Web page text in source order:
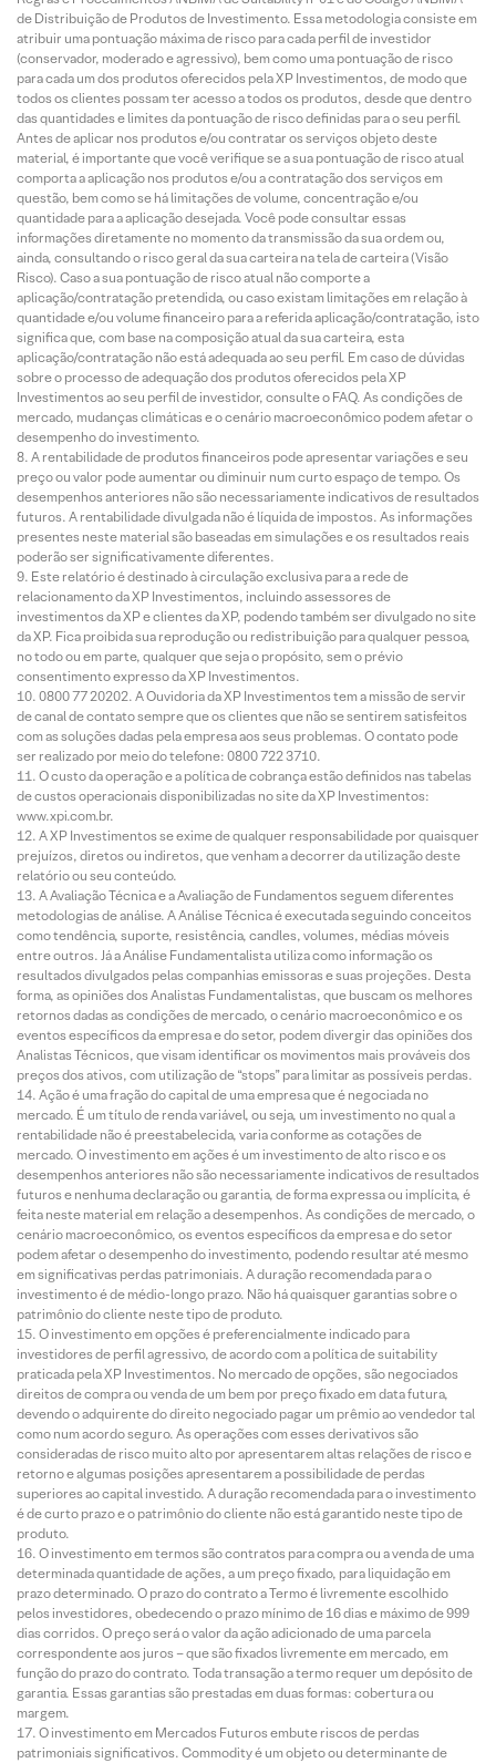
de Distribuição de Produtos de Investimento. Essa metodologia consiste em
atribuir uma pontuação máxima de risco para cada perfil de investidor
(conservador, moderado e agressivo), bem como uma pontuação de risco
para cada um dos produtos oferecidos pela XP Investimentos, de modo que
todos os clientes possam ter acesso a todos os produtos, desde que dentro
das quantidades e limites da pontuação de risco definidas para o seu perfil.
Antes de aplicar nos produtos e/ou contratar os serviços objeto deste
material, é importante que você verifique se a sua pontuação de risco atual
comporta a aplicação nos produtos e/ou a contratação dos serviços em
questão, bem como se há limitações de volume, concentração e/ou
quantidade para a aplicação desejada. Você pode consultar essas
informações diretamente no momento da transmissão da sua ordem ou,
ainda, consultando o risco geral da sua carteira na tela de carteira (Visão
Risco). Caso a sua pontuação de risco atual não comporte a
aplicação/contratação pretendida, ou caso existam limitações em relação à
quantidade e/ou volume financeiro para a referida aplicação/contratação, isto
significa que, com base na composição atual da sua carteira, esta
aplicação/contratação não está adequada ao seu perfil. Em caso de dúvidas
sobre o processo de adequação dos produtos oferecidos pela XP
Investimentos ao seu perfil de investidor, consulte o FAQ. As condições de
mercado, mudanças climáticas e o cenário macroeconômico podem afetar o
desempenho do investimento.
A rentabilidade de produtos financeiros pode apresentar variações e seu
preço ou valor pode aumentar ou diminuir num curto espaço de tempo. Os
desempenhos anteriores não são necessariamente indicativos de resultados
futuros. A rentabilidade divulgada não é líquida de impostos. As informações
presentes neste material são baseadas em simulações e os resultados reais
poderão ser significativamente diferentes.
Este relatório é destinado à circulação exclusiva para a rede de
relacionamento da XP Investimentos, incluindo assessores de
investimentos da XP e clientes da XP, podendo também ser divulgado no site
da XP. Fica proibida sua reprodução ou redistribuição para qualquer pessoa,
no todo ou em parte, qualquer que seja o propósito, sem o prévio
consentimento expresso da XP Investimentos.
0800 77 20202. A Ouvidoria da XP Investimentos tem a missão de servir
de canal de contato sempre que os clientes que não se sentirem satisfeitos
com as soluções dadas pela empresa aos seus problemas. O contato pode
ser realizado por meio do telefone: 0800 722 3710.
O custo da operação e a política de cobrança estão definidos nas tabelas
de custos operacionais disponibilizadas no site da XP Investimentos:
www.xpi.com.br.
A XP Investimentos se exime de qualquer responsabilidade por quaisquer
prejuízos, diretos ou indiretos, que venham a decorrer da utilização deste
relatório ou seu conteúdo.
A Avaliação Técnica e a Avaliação de Fundamentos seguem diferentes
metodologias de análise. A Análise Técnica é executada seguindo conceitos
como tendência, suporte, resistência, candles, volumes, médias móveis
entre outros. Já a Análise Fundamentalista utiliza como informação os
resultados divulgados pelas companhias emissoras e suas projeções. Desta
forma, as opiniões dos Analistas Fundamentalistas, que buscam os melhores
retornos dadas as condições de mercado, o cenário macroeconômico e os
eventos específicos da empresa e do setor, podem divergir das opiniões dos
Analistas Técnicos, que visam identificar os movimentos mais prováveis dos
preços dos ativos, com utilização de “stops” para limitar as possíveis perdas.
Ação é uma fração do capital de uma empresa que é negociada no
mercado. É um título de renda variável, ou seja, um investimento no qual a
rentabilidade não é preestabelecida, varia conforme as cotações de
mercado. O investimento em ações é um investimento de alto risco e os
desempenhos anteriores não são necessariamente indicativos de resultados
futuros e nenhuma declaração ou garantia, de forma expressa ou implícita, é
feita neste material em relação a desempenhos. As condições de mercado, o
cenário macroeconômico, os eventos específicos da empresa e do setor
podem afetar o desempenho do investimento, podendo resultar até mesmo
em significativas perdas patrimoniais. A duração recomendada para o
investimento é de médio-longo prazo. Não há quaisquer garantias sobre o
patrimônio do cliente neste tipo de produto.
O investimento em opções é preferencialmente indicado para
investidores de perfil agressivo, de acordo com a política de suitability
praticada pela XP Investimentos. No mercado de opções, são negociados
direitos de compra ou venda de um bem por preço fixado em data futura,
devendo o adquirente do direito negociado pagar um prêmio ao vendedor tal
como num acordo seguro. As operações com esses derivativos são
consideradas de risco muito alto por apresentarem altas relações de risco e
retorno e algumas posições apresentarem a possibilidade de perdas
superiores ao capital investido. A duração recomendada para o investimento
é de curto prazo e o patrimônio do cliente não está garantido neste tipo de
produto.
O investimento em termos são contratos para compra ou a venda de uma
determinada quantidade de ações, a um preço fixado, para liquidação em
prazo determinado. O prazo do contrato a Termo é livremente escolhido
pelos investidores, obedecendo o prazo mínimo de 16 dias e máximo de 999
dias corridos. O preço será o valor da ação adicionado de uma parcela
correspondente aos juros – que são fixados livremente em mercado, em
função do prazo do contrato. Toda transação a termo requer um depósito de
garantia. Essas garantias são prestadas em duas formas: cobertura ou
margem.
O investimento em Mercados Futuros embute riscos de perdas
patrimoniais significativos. Commodity é um objeto ou determinante de